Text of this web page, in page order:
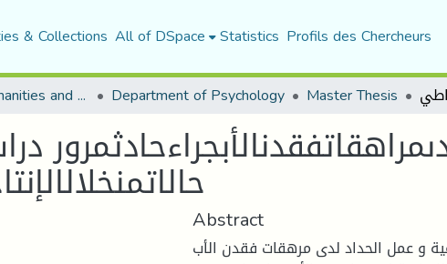
& Collections All of DSpace Statistics Profils des Chercheurs
Faculty of Humanities and Social Sciences Department of Psychology Master Thesis
Abstract
و عمل الحداد لدى مرهقات فقدن الأب